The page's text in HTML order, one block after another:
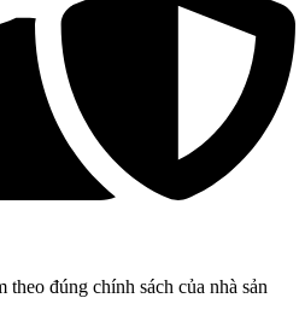
theo đúng chính sách của nhà sản